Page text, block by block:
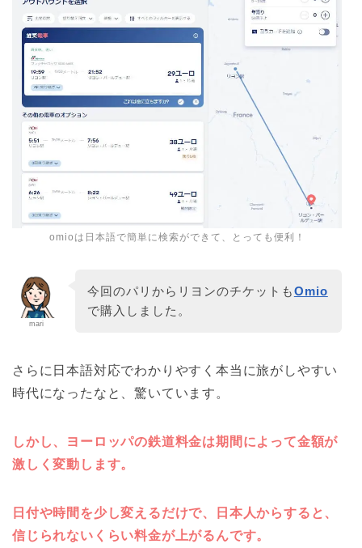
omioは日本語で簡単に検索ができて、とっても便利！
mari
今回のパリからリヨンのチケットもOmio
で購入しました。
さらに日本語対応でわかりやすく本当に旅がしやすい
時代になったなと、驚いています。
しかし、ヨーロッパの鉄道料金は期間によって金額が
激しく変動します。
日付や時間を少し変えるだけで、日本人からすると、
信じられないくらい料金が上がるんです。